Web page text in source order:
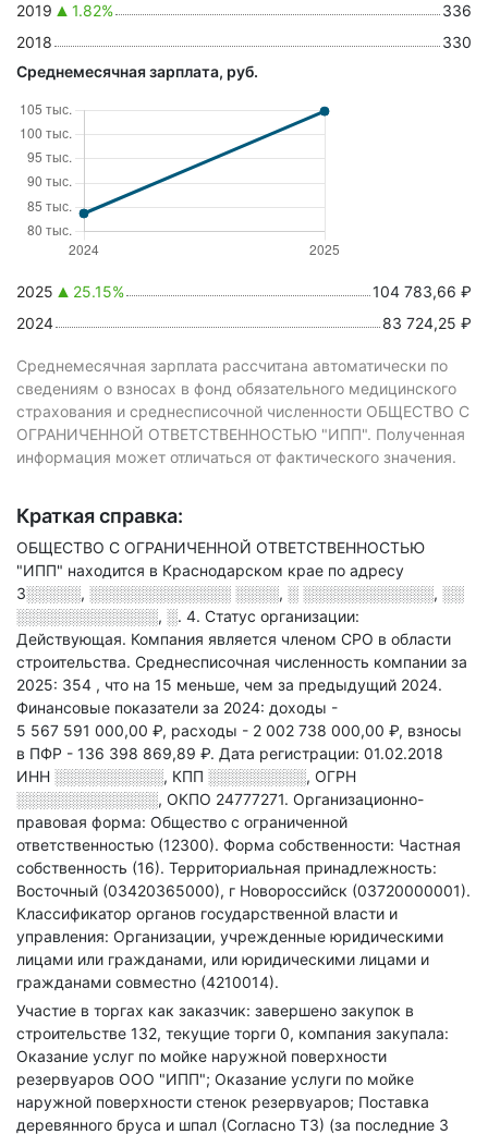
2019
1.82%
336
2018
330
Среднемесячная зарплата, руб.
2025 25.15%
104 783,66 ₽
2024
83 724,25 ₽
Среднемесячная зарплата рассчитана автоматически по
сведениям о взносах в фонд обязательного медицинского
страхования и среднесписочной численности ОБЩЕСТВО С
ОГРАНИЧЕННОЙ ОТВЕТСТВЕННОСТЬЮ "ИПП". Полученная
информация может отличаться от фактического значения.
Краткая справка:
ОБЩЕСТВО С ОГРАНИЧЕННОЙ ОТВЕТСТВЕННОСТЬЮ
"ИПП" находится в Краснодарском крае по адресу
3░░░░░, ░░░░░░░░░░░░░ ░░░░, ░ ░░░░░░░░░░░░, ░░
░░░░░░░░░░░░░, ░. 4. Статус организации:
Действующая. Компания является членом СРО в области
строительства. Среднесписочная численность компании за
2025: 354 , что на 15 меньше, чем за предыдущий 2024.
Финансовые показатели за 2024: доходы -
5 567 591 000,00 ₽, расходы - 2 002 738 000,00 ₽, взносы
в ПФР - 136 398 869,89 ₽. Дата регистрации: 01.02.2018
ИНН ░░░░░░░░░░, КПП ░░░░░░░░░, ОГРН
░░░░░░░░░░░░░, ОКПО 24777271. Организационно-
правовая форма: Общество с ограниченной
ответственностью (12300). Форма собственности: Частная
собственность (16). Территориальная принадлежность:
Восточный (03420365000), г Новороссийск (03720000001).
Классификатор органов государственной власти и
управления: Организации, учрежденные юридическими
лицами или гражданами, или юридическими лицами и
гражданами совместно (4210014).
Участие в торгах как заказчик: завершено закупок в
строительстве 132, текущие торги 0, компания закупала:
Оказание услуг по мойке наружной поверхности
резервуаров ООО "ИПП"; Оказание услуги по мойке
наружной поверхности стенок резервуаров; Поставка
деревянного бруса и шпал (Согласно ТЗ) (за последние 3